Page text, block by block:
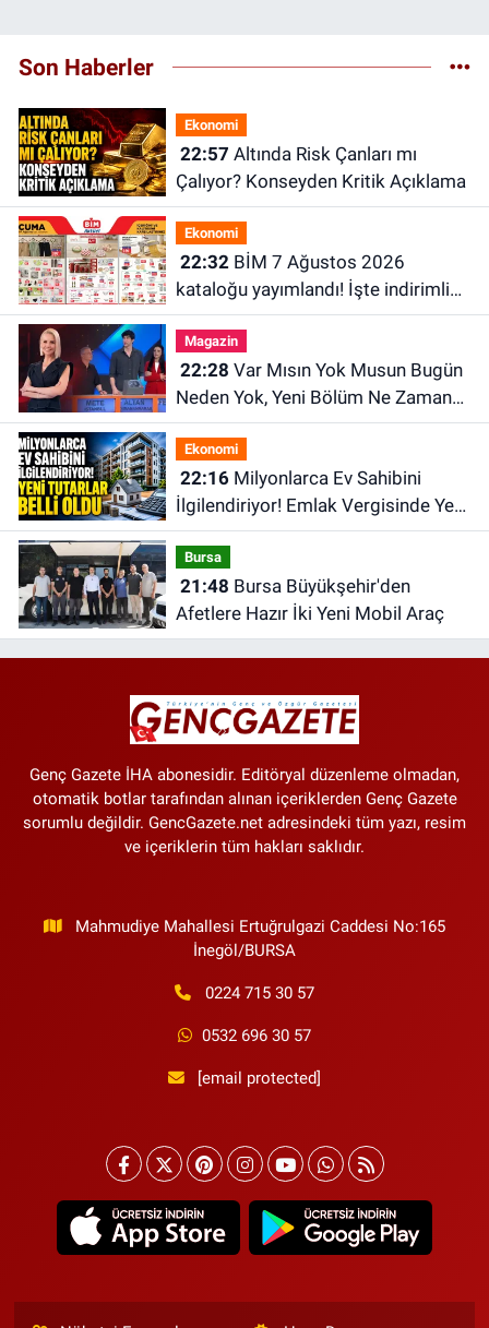
Son Haberler
Ekonomi
22:57
Çalıyor? Konseyden Kritik Açıklama
Ekonomi
22:32BİM 7 Ağustos 2026
kataloğu yayımlandı! İşte indirimli
ürünler ve fiyatları
Magazin
22:28
Neden Yok, Yeni Bölüm Ne Zaman?
6 Ağustos ATV Yayın Akışı
Ekonomi
22:16Milyonlarca Ev Sahibini
İlgilendiriyor! Emlak Vergisinde Yeni
Tutarlar Belli Oldu
Bursa
21:48
Afetlere Hazır İki Yeni Mobil Araç
Genç Gazete İHA abonesidir. Editöryal düzenleme olmadan,
otomatik botlar tarafından alınan içeriklerden Genç Gazete
sorumlu değildir. GencGazete.net adresindeki tüm yazı, resim
ve içeriklerin tüm hakları saklıdır.
Mahmudiye Mahallesi Ertuğrulgazi Caddesi No:165
İnegöl/BURSA
0224 715 30 57
0532 696 30 57
[email protected]